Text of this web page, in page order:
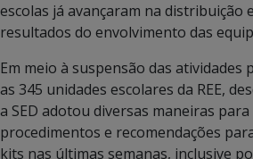
escolas já avançaram na distribuição
resultados do envolvimento das
Em meio à suspensão das atividades
as 345 unidades escolares da REE,
a SED adotou diversas maneiras
procedimentos e recomendações
kits nas últimas semanas, inclusive